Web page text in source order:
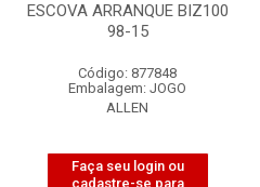
ESCOVA ARRANQUE BIZ100
98-15
Código: 877848
Embalagem: JOGO
ALLEN
Faça seu login ou
cadastre-se para